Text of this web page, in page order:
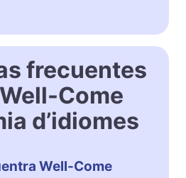
frecuentes
Come
d’idiomes
Well-Come